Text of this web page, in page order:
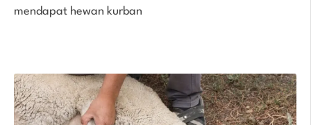
mendapat hewan kurban